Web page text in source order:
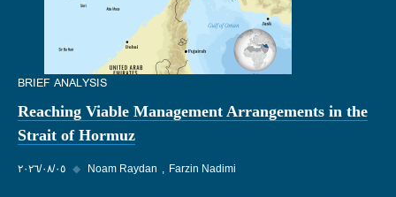
BRIEF ANALYSIS
Reaching Viable Management Arrangements in the
Strait of Hormuz
٠٥‏/٠٨‏/٢٠٢٦ ◆ Noam Raydan Farzin Nadimi